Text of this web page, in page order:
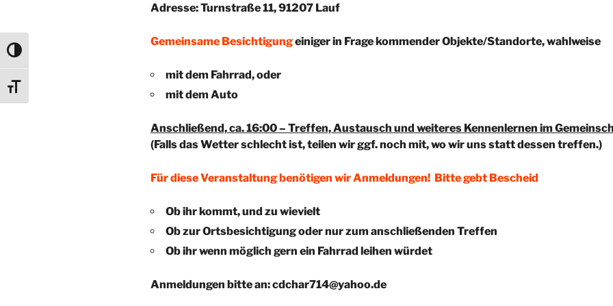
Umschalten auf hohe Kontraste
Schrift vergrößern
Adresse: Turnstraße 11, 91207 Lauf
Gemeinsame Besichtigungeiniger in Frage kommender Objekte/Standorte, wahlweise
mit dem Fahrrad, oder
mit dem Auto
Anschließend, ca. 16:00 – Treffen, Austausch und weiteres Kennenlernen im
(Falls das Wetter schlecht ist, teilen wir ggf. noch mit, wo wir uns statt dessen treffen.)
Für diese Veranstaltung benötigen wir Anmeldungen! Bitte gebt Bescheid
Ob ihr kommt, und zu wievielt
Ob zur Ortsbesichtigung oder nur zum anschließenden Treffen
Ob ihr wenn möglich gern ein Fahrrad leihen würdet
Anmeldungen bitte an: cdchar714@yahoo.de